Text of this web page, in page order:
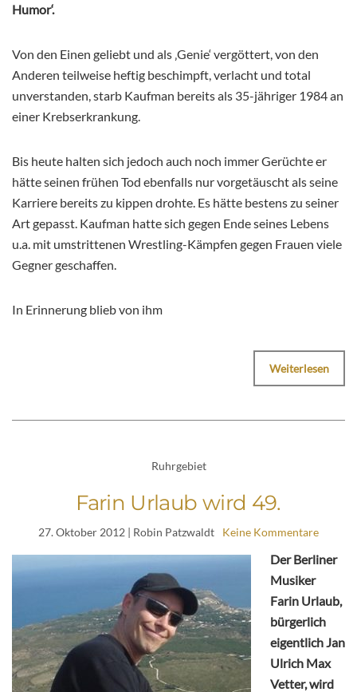
Humor‘.
Von den Einen geliebt und als ‚Genie‘ vergöttert, von den
Anderen teilweise heftig beschimpft, verlacht und total
unverstanden, starb Kaufman bereits als 35-jähriger 1984 an
einer Krebserkrankung.
Bis heute halten sich jedoch auch noch immer Gerüchte er
hätte seinen frühen Tod ebenfalls nur vorgetäuscht als seine
Karriere bereits zu kippen drohte. Es hätte bestens zu seiner
Art gepasst. Kaufman hatte sich gegen Ende seines Lebens
u.a. mit umstrittenen Wrestling-Kämpfen gegen Frauen viele
Gegner geschaffen.
In Erinnerung blieb von ihm
Weiterlesen
Ruhrgebiet
Farin Urlaub wird 49.
27. Oktober 2012 | Robin Patzwaldt Keine Kommentare
Der Berliner
Musiker
Farin Urlaub,
bürgerlich
eigentlich Jan
Ulrich Max
Vetter, wird